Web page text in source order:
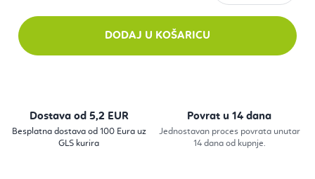
DODAJ U KOŠARICU
Dostava od 5,2 EUR
Besplatna dostava od 100 Eura uz
GLS kurira
Povrat u 14 dana
Jednostavan proces povrata unutar
14 dana od kupnje.